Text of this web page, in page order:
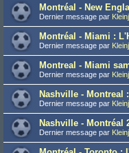
Montréal - New
Dernier message par
Montréal - Miami :
Dernier message par
Montreal - Miami
Dernier message par
Nashville - Montreal
Dernier message par
Nashville - Montréal
Dernier message par